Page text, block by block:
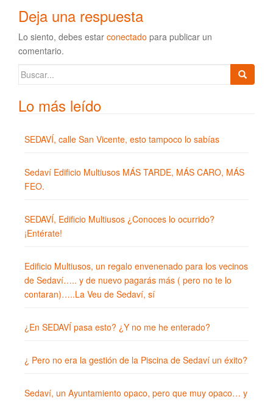
Deja una respuesta
Lo siento, debes estar conectado para publicar un
comentario.
Buscar:
Lo más leído
SEDAVÍ, calle San Vicente, esto tampoco lo sabías
Sedaví Edificio Multiusos MÁS TARDE, MÁS CARO, MÁS
FEO.
SEDAVÍ, Edificio Multiusos ¿Conoces lo ocurrido?
¡Entérate!
Edificio Multiusos, un regalo envenenado para los vecinos
de Sedaví….. y de nuevo pagarás más ( pero no te lo
contaran)…..La Veu de Sedaví, sí
¿En SEDAVÍ pasa esto? ¿Y no me he enterado?
¿ Pero no era la gestión de la Piscina de Sedaví un éxito?
Sedaví, un Ayuntamiento opaco, pero que muy opaco… y